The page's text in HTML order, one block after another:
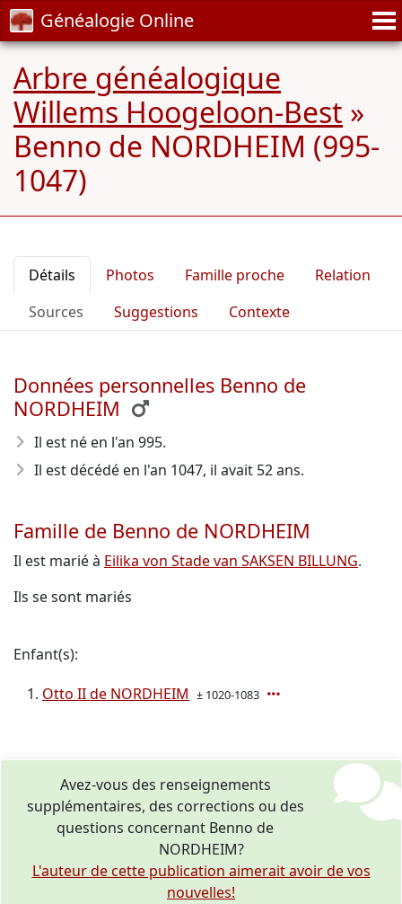
Généalogie Online
Arbre généalogique
Willems Hoogeloon-Best »
Benno de NORDHEIM (995-
1047)
Détails Photos Famille proche
Relation
Sources
Suggestions Contexte
Données personnelles Benno de
NORDHEIM
Il est né en l'an 995.
Il est décédé en l'an 1047, il avait 52 ans.
Famille de Benno de NORDHEIM
Il est marié à Eilika von Stade van SAKSEN BILLUNG.
Ils se sont mariés
Enfant(s):
Otto II de NORDHEIM ± 1020-1083
Avez-vous des renseignements
supplémentaires, des corrections ou des
questions concernant Benno de
NORDHEIM?
L'auteur de cette publication aimerait avoir de vos
nouvelles!